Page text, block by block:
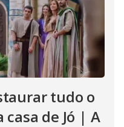
tudo o
de Jó | A